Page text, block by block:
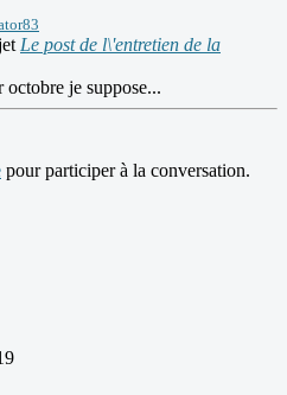
Le post de l\'entretien de la
je suppose...
pour participer à la conversation.